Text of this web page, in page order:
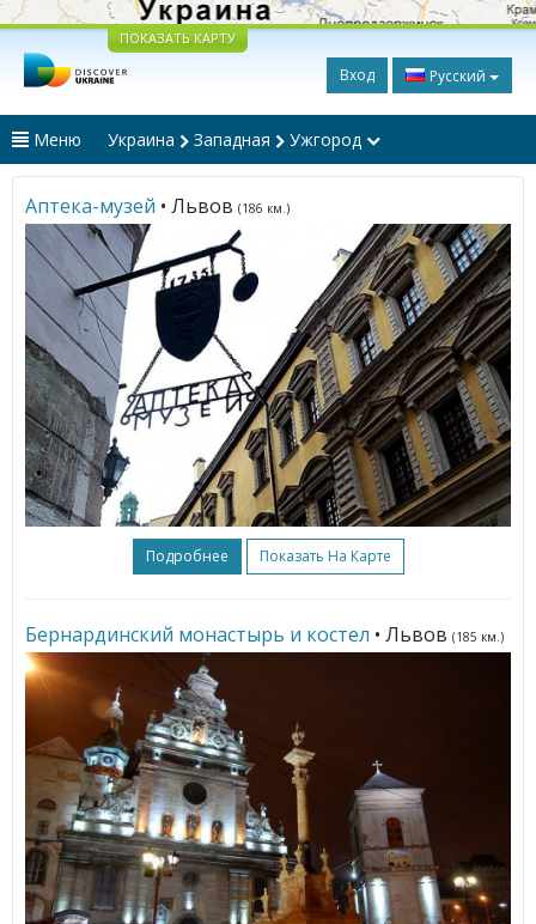
ПОКАЗАТЬ КАРТУ
Вход Русский
Меню Украина Западная Ужгород
Аптека-музей • Львов (186 км.)
Подробнее Показать На Карте
Бернардинский монастырь и костел • Львов (185 км.)